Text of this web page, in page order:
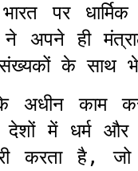
l
e
पर धार्मिक
अपने ही
के साथ
काम करने
देशों में धर्म
करता है,